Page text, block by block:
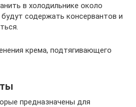
в холодильнике около
содержать консервантов и
крема, подтягивающего
предназначены для